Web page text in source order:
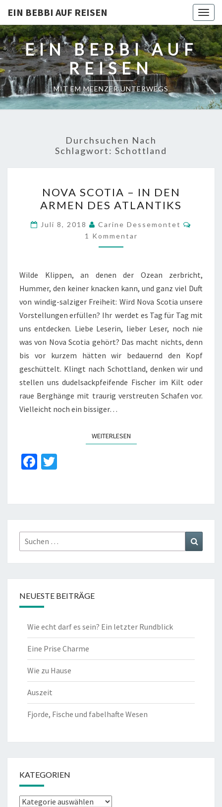
EIN BEBBI AUF REISEN
EIN BEBBI AUF
REISEN
MIT EM MEENZER UNTERWEGS
Durchsuchen Nach
Schlagwort: Schottland
SCOTIA
–
IN
DEN
ARMEN
ATLANTIKS
NOVA SCOTIA – IN DEN
ARMEN DES ATLANTIKS
Juli 8, 2018 Carine Dessemontet
1 Kommentar
Wilde Klippen, an denen der Ozean zerbricht,
Hummer, den keiner knacken kann, und ganz viel Duft
von windig-salziger Freiheit: Wird Nova Scotia unsere
Vorstellungen erfüllen? Ihr werdet es Tag für Tag mit
uns entdecken. Liebe Leserin, lieber Leser, noch nie
was von Nova Scotia gehört? Das macht nichts, denn
bis vor kurzem hätten wir bedauernd den Kopf
geschüttelt. Klingt nach Schottland, denken wir und
stellen uns dudelsackpfeifende Fischer im Kilt oder
raue Berghänge mit traurig verstreuten Schafen vor.
Vielleicht noch ein bissiger…
WEITERLESENWEITERLESEN
Fa
o
o
k
er
Suchen
nach:
NEUESTE BEITRÄGE
Wie echt darf es sein? Ein letzter Rundblick
Eine Prise Charme
Wie zu Hause
Auszeit
Fjorde, Fische und fabelhafte Wesen
KATEGORIEN
Kategorien